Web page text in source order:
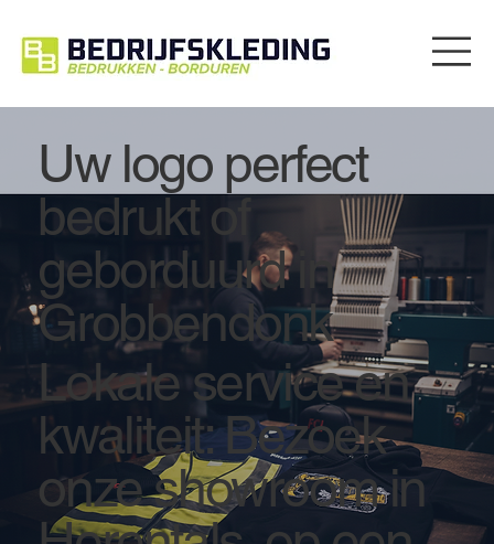
Uw logo perfect
bedrukt of
geborduurd in
Grobbendonk
Lokale service en
kwaliteit: Bezoek
onze showroom in